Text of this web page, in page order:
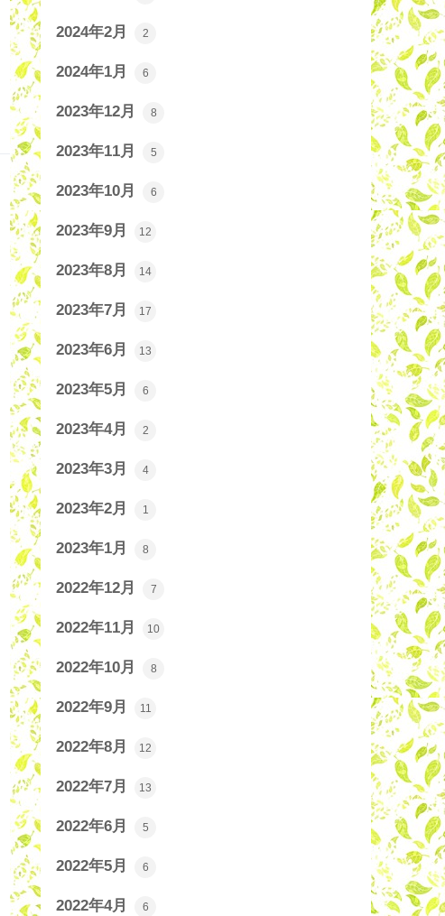
2024年2月 2
2024年1月 6
2023年12月 8
2023年11月 5
2023年10月 6
2023年9月 12
2023年8月 14
2023年7月 17
2023年6月 13
2023年5月 6
2023年4月 2
2023年3月 4
2023年2月 1
2023年1月 8
2022年12月 7
2022年11月 10
2022年10月 8
2022年9月 11
2022年8月 12
2022年7月 13
2022年6月 5
2022年5月 6
2022年4月 6